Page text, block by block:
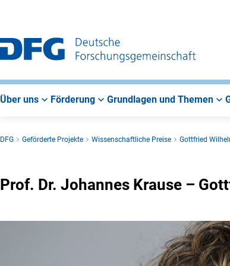
Über uns Förderung Grundlagen und Themen
DFG Geförderte Projekte Wissenschaftliche Preise Gottfried
Prof. Dr. Johannes Krause –